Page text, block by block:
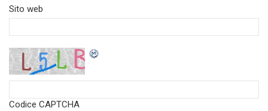
Sito web
Codice CAPTCHA